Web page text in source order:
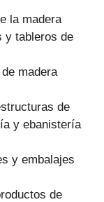
la madera
y tableros de
madera
de
y ebanistería
y embalajes
de